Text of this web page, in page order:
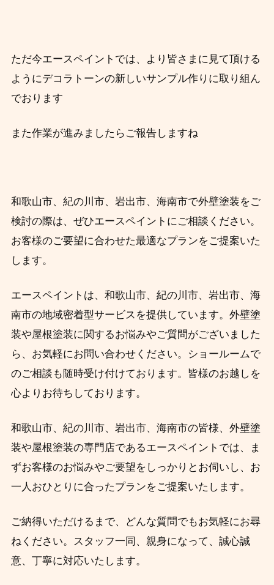
ただ今エースペイントでは、より皆さまに見て頂ける
ようにデコラトーンの新しいサンプル作りに取り組ん
でおります
また作業が進みましたらご報告しますね
和歌山市、紀の川市、岩出市、海南市で外壁塗装をご
検討の際は、ぜひエースペイントにご相談ください。
お客様のご要望に合わせた最適なプランをご提案いた
します。
エースペイントは、和歌山市、紀の川市、岩出市、海
南市の地域密着型サービスを提供しています。外壁塗
装や屋根塗装に関するお悩みやご質問がございました
ら、お気軽にお問い合わせください。ショールームで
のご相談も随時受け付けております。皆様のお越しを
心よりお待ちしております。
和歌山市、紀の川市、岩出市、海南市の皆様、外壁塗
装や屋根塗装の専門店であるエースペイントでは、ま
ずお客様のお悩みやご要望をしっかりとお伺いし、お
一人おひとりに合ったプランをご提案いたします。
ご納得いただけるまで、どんな質問でもお気軽にお尋
ねください。スタッフ一同、親身になって、誠心誠
意、丁寧に対応いたします。